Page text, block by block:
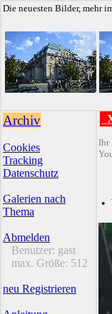
Die neuesten Bilder, mehr
Archiv
Cookies
Tracking
Datenschutz
Galerien nach
Thema
Abmelden
Benutzer: gast
max. Größe: 512
neu Registrieren
Ihr
•